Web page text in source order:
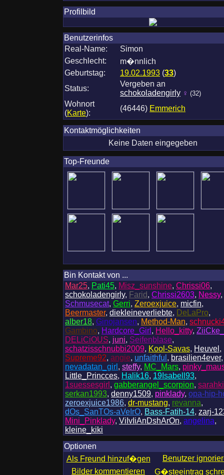
Profilbild
Benutzerinfos
Real-Name:
Simon
Geschlecht:
m�nnlich
Geburtstag:
19.02.1993 (33)
Status:
Vergeben an
schokoladengirly ♀ (32)
Wohnort
(Karte):
(46446) Emmerich
Kontaktmöglichkeiten
Keine Daten eingegeben
Top-Freunde
Bin Kontakt von ...
Mar25, Pati45, Misz_sunshine, Chrissi06,
schokoladengirly, Farid, Chrissi2603, Nessy,
Schmusecat, Gerri, Zeroexjuice, micfin,
Beermaster, diekleineverliebte, DeLaPro,
alber18, Ginojansen, Method-Man,
Gambino, Hardcore_Girl , Hello_kitty,
DELiCiOUS, juni, Seifenblase,
schatzisschnubbi2009, Kool-Savas, Heuvel ,
Supreme92, angie, unfaithful , brasilien4ever,
nevadatan_girl , steffy, MC_Mars,
Little_Princces, Halik16, 19Isabell93,
1suessesgirl , gabberangel_scorpion,
serkan1993, denny1509, pinklady, opa-hip-
zeroexjuice1986, dr-mustang, revanna,
dOs_SanTOs-aVeIrO, Bass-Fatih-14, zarj-
Mini_Pinklady, ViIvIiAnDshArOn, angelina,
kleine_kiki
Optionen
Als Freund hinzuf�gen
Benutzer
Bilder kommentieren
G�steeintrag